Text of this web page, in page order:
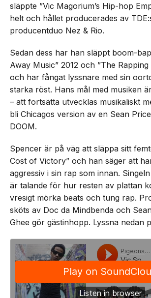
släppte ”Vic Magorium’s Hip-hop
helt och hållet producerades av
producentduo Nez & Rio.
Sedan dess har han släppt boom-
Away Music” 2012 och ”The Rapping
och har fångat lyssnare med sin
starka röst. Hans mål med musiken
– att fortsätta utvecklas musikaliskt
bli Chicagos version av en Sean
DOOM.
Spencer är på väg att släppa sitt
Cost of Victory” och han säger att
aggressiv i sin rap som innan.
är talande för hur resten av plattan
vresigt mörka beats och tung rap.
sköts av Doc da Mindbenda och
Ghee gör gästinhopp. Lyssna nedan